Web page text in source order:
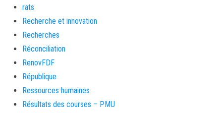
rats
Recherche et innovation
Recherches
Réconciliation
RenovFDF
République
Ressources humaines
Résultats des courses – PMU